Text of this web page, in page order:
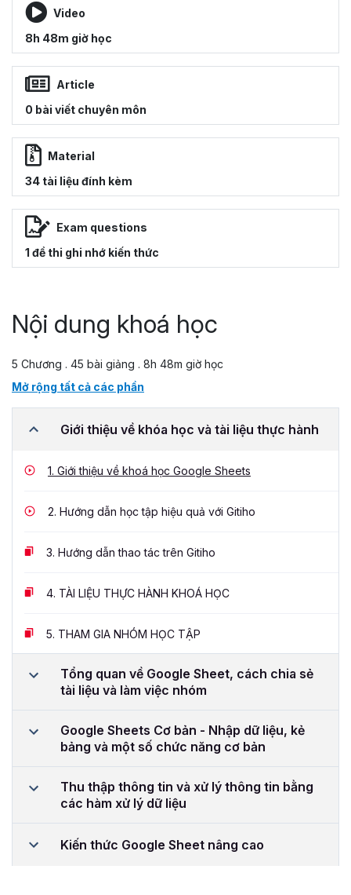
Video
8h 48m giờ học
Article
0 bài viết chuyên môn
Material
34 tài liệu đính kèm
Exam questions
1 đề thi ghi nhớ kiến thức
Nội dung khoá học
5 Chương . 45 bài giảng . 8h 48m giờ học
Mở rộng tất cả các phần
Giới thiệu về khóa học và tài liệu thực hành
1. Giới thiệu về khoá học Google Sheets
2. Hướng dẫn học tập hiệu quả với Gitiho
3. Hướng dẫn thao tác trên Gitiho
4. TÀI LIỆU THỰC HÀNH KHOÁ HỌC
5. THAM GIA NHÓM HỌC TẬP
Tổng quan về Google Sheet, cách chia sẻ
tài liệu và làm việc nhóm
Google Sheets Cơ bản - Nhập dữ liệu, kẻ
bảng và một số chức năng cơ bản
Thu thập thông tin và xử lý thông tin bằng
các hàm xử lý dữ liệu
Kiến thức Google Sheet nâng cao